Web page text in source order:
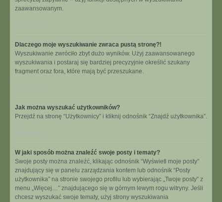
zaawansowanym.
Dlaczego moje wyszukiwanie zwraca pustą stronę?!
Wyszukiwanie zwróciło zbyt dużo wyników. Użyj zaawansowanego
wyszukiwania i postaraj się bardziej precyzyjnie określić szukany
fragment oraz fora, które mają być przeszukane.
Jak można wyszukać użytkowników?
Przejdź na stronę “Użytkownicy” i kliknij odnośnik “Znajdź użytkownika”.
W jaki sposób można znaleźć swoje posty i tematy?
Swoje posty można znaleźć, klikając odnośnik “Wyświetl moje posty”
znajdujący się w panelu zarządzania kontem lub odnośnik “Posty
użytkownika” na stronie swojego profilu lub wybierając „Twoje posty” z
menu „Więcej…” znajdującego się w górnym lewym rogu witryny. Jeśli
chcesz wyszukać swoje tematy, użyj strony wyszukiwania